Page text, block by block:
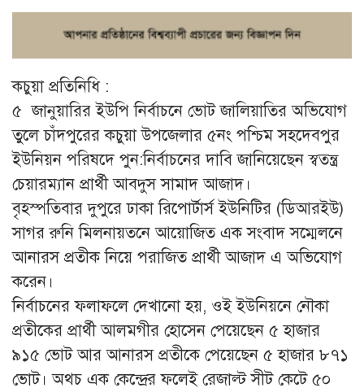
কচুয়া প্রতিনিধি :
৫ জানুয়ারির ইউপি নির্বাচনে ভোট জালিয়াতির অভিযোগ
তুলে চাঁদপুরের কচুয়া উপজেলার ৫নং পশ্চিম সহদেবপুর
ইউনিয়ন পরিষদে পুন:নির্বাচনের দাবি জানিয়েছেন স্বতন্ত্র
চেয়ারম্যান প্রার্থী আবদুস সামাদ আজাদ।
বৃহস্পতিবার দুপুরে ঢাকা রিপোর্টার্স ইউনিটির (ডিআরইউ)
সাগর রুনি মিলনায়তনে আয়োজিত এক সংবাদ সম্মেলনে
আনারস প্রতীক নিয়ে পরাজিত প্রার্থী আজাদ এ অভিযোগ
করেন।
নির্বাচনের ফলাফলে দেখানো হয়, ওই ইউনিয়নে নৌকা
প্রতীকের প্রার্থী আলমগীর হোসেন পেয়েছেন ৫ হাজার
৯১৫ ভোট আর আনারস প্রতীকে পেয়েছেন ৫ হাজার ৮৭১
ভোট। অথচ এক কেন্দ্রের ফলেই রেজাল্ট সীট কেটে ৫০